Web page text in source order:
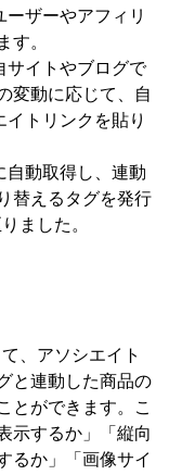
ザーやアフィリ
す。
サイトやブログで
変動に応じて、自
トリンクを貼り
自動取得し、連動
替えるタグを発行
ました。
、アソシエイト
と連動した商品の
とができます。こ
示するか」「縦向
るか」「画像サイ